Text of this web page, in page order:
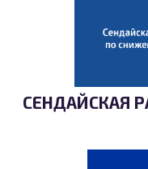
СЕНДАЙСКАЯ